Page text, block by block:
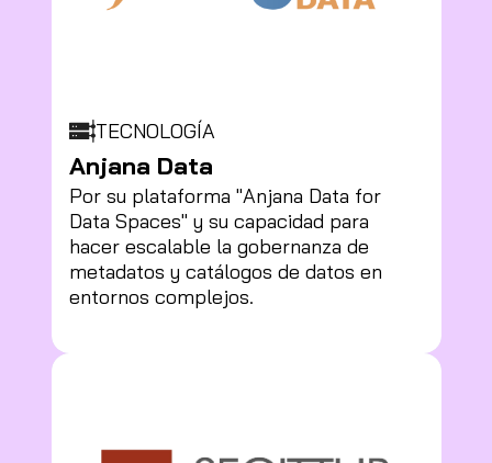
TECNOLOGÍA
Anjana Data
Por su plataforma "Anjana Data for
Data Spaces" y su capacidad para
hacer escalable la gobernanza de
metadatos y catálogos de datos en
entornos complejos.